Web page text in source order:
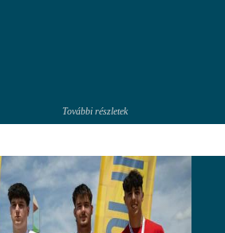
További részletek